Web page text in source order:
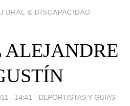
& DISCAPACIDAD
ALEJANDRE
- 14:41 - DEPORTISTAS Y GUIAS